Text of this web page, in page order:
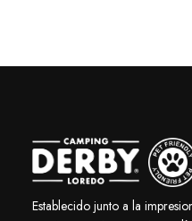
Establecido junto a la